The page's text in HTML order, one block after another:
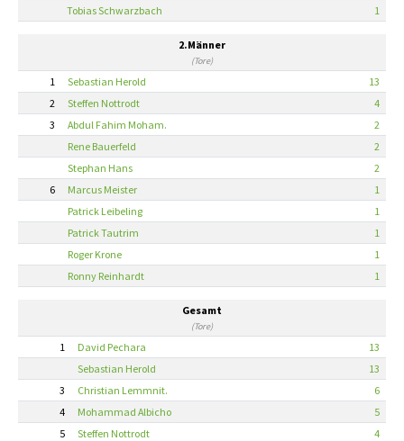
Tobias Schwarzbach
1
2.Männer
(Tore)
1 Sebastian Herold
13
2
Steffen Nottrodt
4
3
Abdul Fahim Moham.
2
Rene Bauerfeld
2
Stephan Hans
2
6
Marcus Meister
1
Patrick Leibeling
1
Patrick Tautrim
1
Roger Krone
1
Ronny Reinhardt
1
Gesamt
(Tore)
1 David Pechara
13
Sebastian Herold
13
3
Christian Lemmnit.
6
4
Mohammad Albicho
5
5
Steffen Nottrodt
4